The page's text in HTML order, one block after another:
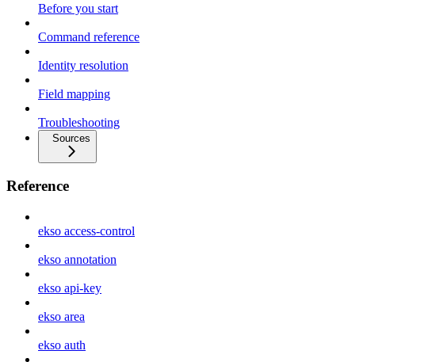
Before you start
Command reference
Identity resolution
Field mapping
Troubleshooting
Sources
Reference
ekso access-control
ekso annotation
ekso api-key
ekso area
ekso auth